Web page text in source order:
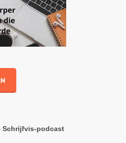
Schrijfvis-podcast